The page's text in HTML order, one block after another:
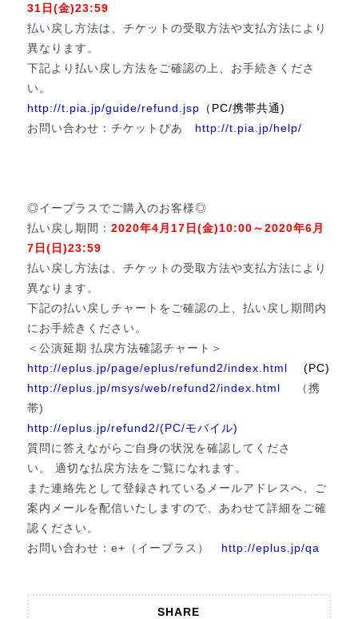
31日(金)23:59
払い戻し方法は、チケットの受取方法や支払方法により
異なります。
下記より払い戻し方法をご確認の上、お手続きくださ
い。
http://t.pia.jp/guide/refund.jsp （PC/携帯共通)
お問い合わせ：チケットぴあ http://t.pia.jp/help/
◎イープラスでご購入のお客様◎
払い戻し期間：2020年4月17日(金)10:00～2020年6月
7日(日)23:59
払い戻し方法は、チケットの受取方法や支払方法により
異なります。
下記の払い戻しチャートをご確認の上、払い戻し期間内
にお手続きください。
＜公演延期 払戻方法確認チャート＞
http://eplus.jp/page/eplus/refund2/index.html
(PC)
http://eplus.jp/msys/web/refund2/index.html
（携
帯)
http://eplus.jp/refund2/(PC/モバイル)
質問に答えながらご自身の状況を確認してくださ
い。 適切な払戻方法をご覧になれます。
また連絡先として登録されているメールアドレスへ、ご
案内メールを配信いたしますので、あわせて詳細をご確
認ください。
お問い合わせ：e+（イープラス） http://eplus.jp/qa
SHARE